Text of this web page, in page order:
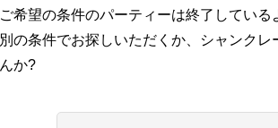
ご希望の条件のパーティーは終了している
別の条件でお探しいただくか、シャンク
んか?